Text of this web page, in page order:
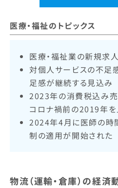
医療・福祉のトピックス
医療・福祉業の新規求
対個人サービスの不足
足感が継続する見込み
2023年の消費税込み売
コロナ禍前の2019年を
2024年4月に医師の時
制の適用が開始された
物流（運輸・倉庫）の経済